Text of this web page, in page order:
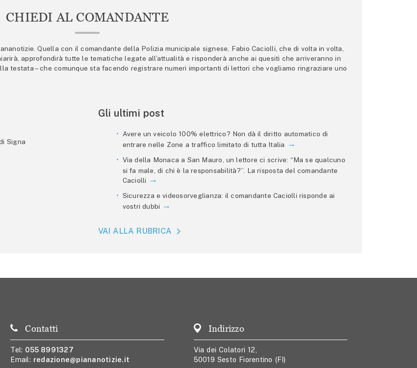
CHIEDI AL COMANDANTE
Quella con il comandante della Polizia municipale signese, Fabio Caciolli, che di volta in volta,
approfondirà tutte le tematiche legate all’attualità e risponderà anche ai quesiti che arriveranno in
testata – che comunque sta facendo registrare numeri importanti di lettori che vogliamo ringraziare uno
Signa
Gli ultimi post
Avere un veicolo 100% elettrico? Non dà il diritto automatico di
entrare nelle Zone a traffico limitato di tutta Italia
Via della Monaca a San Mauro, un lettore ci scrive: “Ma se qualcuno
si fa male, di chi è la responsabilità?”. La risposta del comandante
Caciolli
Sicurezza e videosorveglianza: il comandante Caciolli risponde ai
vostri dubbi
VAI ALLA RUBRICA
Contatti
Tel: 055 8991327
Email: redazione@piananotizie.it
Indirizzo
Via dei Colatori 12,
50019 Sesto Fiorentino (FI)